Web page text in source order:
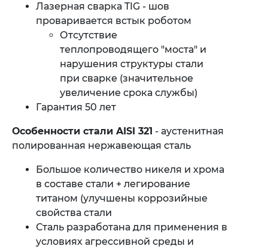
Лазерная сварка TIG - шов
проваривается встык роботом
Отсутствие
теплопроводящего "моста" и
нарушения структуры стали
при сварке (значительное
увеличение срока службы)
Гарантия 50 лет
Особенности стали AISI 321 - аустенитная
полированная нержавеющая сталь
Большое количество никеля и хрома
в составе стали + легирование
титаном (улучшены коррозийные
свойства стали
Сталь разработана для применения в
условиях агрессивной среды и